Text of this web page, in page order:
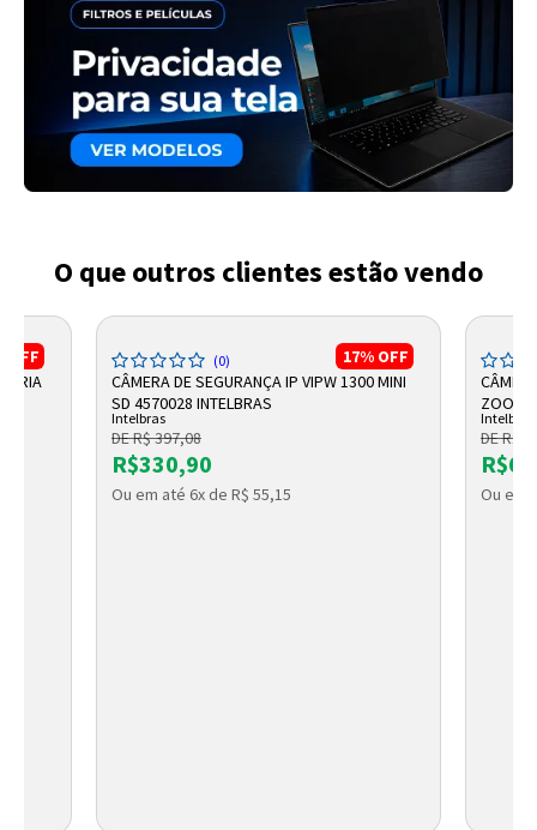
O que outros clientes estão vendo
OFF
17% OFF
(0)
CÂMERA DE SEGURANÇA IP VIPW 1300 MINI
SD 4570028 INTELBRAS
Intelbras
DE R$ 397,08
R$330,90
Ou em até 6x de R$ 55,15
ZOOM
Intelbras
DE R$
Ou em